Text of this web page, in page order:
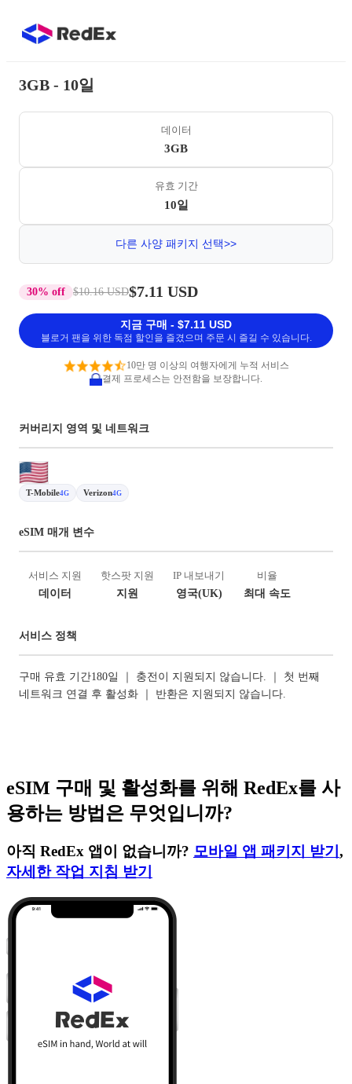
3GB - 10일
데이터
3GB
유효 기간
10일
다른 사양 패키지 선택>>
30% off $10.16 USD$7.11 USD
지금 구매 - $7.11 USD
블로거 팬을 위한 독점 할인을 즐겼으며 주문 시 즐길 수 있습니다.
10만 명 이상의 여행자에게 누적 서비스
결제 프로세스는 안전함을 보장합니다.
커버리지 영역 및 네트워크
T-Mobile4G Verizon4G
eSIM 매개 변수
서비스 지원
데이터
핫스팟 지원
지원
IP 내보내기
영국(UK)
비율
최대 속도
서비스 정책
구매 유효 기간180일 ｜ 충전이 지원되지 않습니다. ｜ 첫 번째
네트워크 연결 후 활성화 ｜ 반환은 지원되지 않습니다.
eSIM 구매 및 활성화를 위해 RedEx를 사
용하는 방법은 무엇입니까?
아직 RedEx 앱이 없습니까? 모바일 앱 패키지 받기 ,
자세한 작업 지침 받기